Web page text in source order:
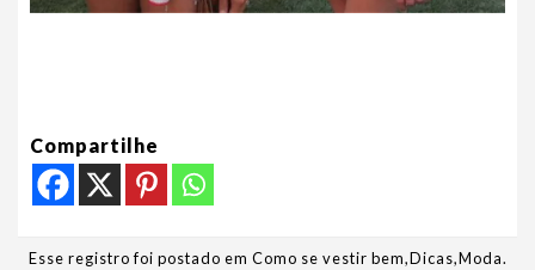
Compartilhe
Esse registro foi postado em Como se vestir bem,Dicas,Moda.